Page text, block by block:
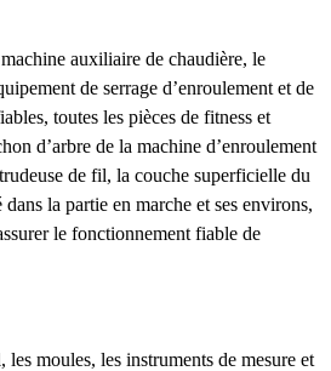
auxiliaire de chaudière, le
de serrage d’enroulement et de
toutes les pièces de fitness et
d’arbre de la machine d’enroulement
de fil, la couche superficielle du
la partie en marche et ses environs,
le fonctionnement fiable de
moules, les instruments de mesure et